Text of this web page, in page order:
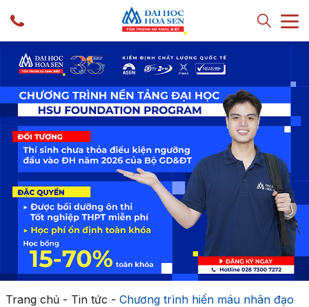
Trang chủ- Tin tức - Chương trình hiến máu nhân đạo